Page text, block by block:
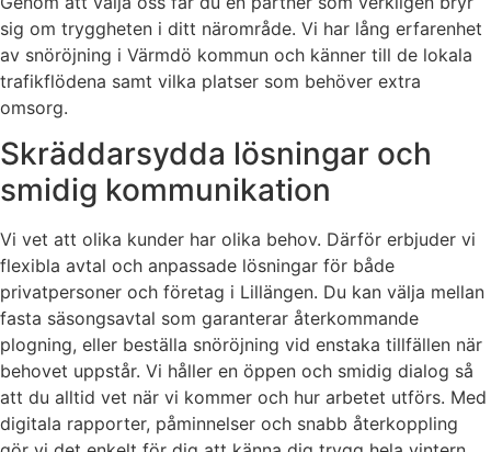
sig om tryggheten i ditt närområde. Vi har lång erfarenhet
av snöröjning i Värmdö kommun och känner till de lokala
trafikflödena samt vilka platser som behöver extra
omsorg.
Skräddarsydda lösningar och
smidig kommunikation
Vi vet att olika kunder har olika behov. Därför erbjuder vi
flexibla avtal och anpassade lösningar för både
privatpersoner och företag i Lillängen. Du kan välja mellan
fasta säsongsavtal som garanterar återkommande
plogning, eller beställa snöröjning vid enstaka tillfällen när
behovet uppstår. Vi håller en öppen och smidig dialog så
att du alltid vet när vi kommer och hur arbetet utförs. Med
digitala rapporter, påminnelser och snabb återkoppling